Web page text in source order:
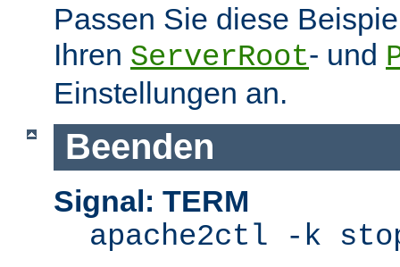
Passen Sie diese
Ihren ServerRoot- und
Einstellungen an.
Beenden
Signal: TERM
apache2ctl -k